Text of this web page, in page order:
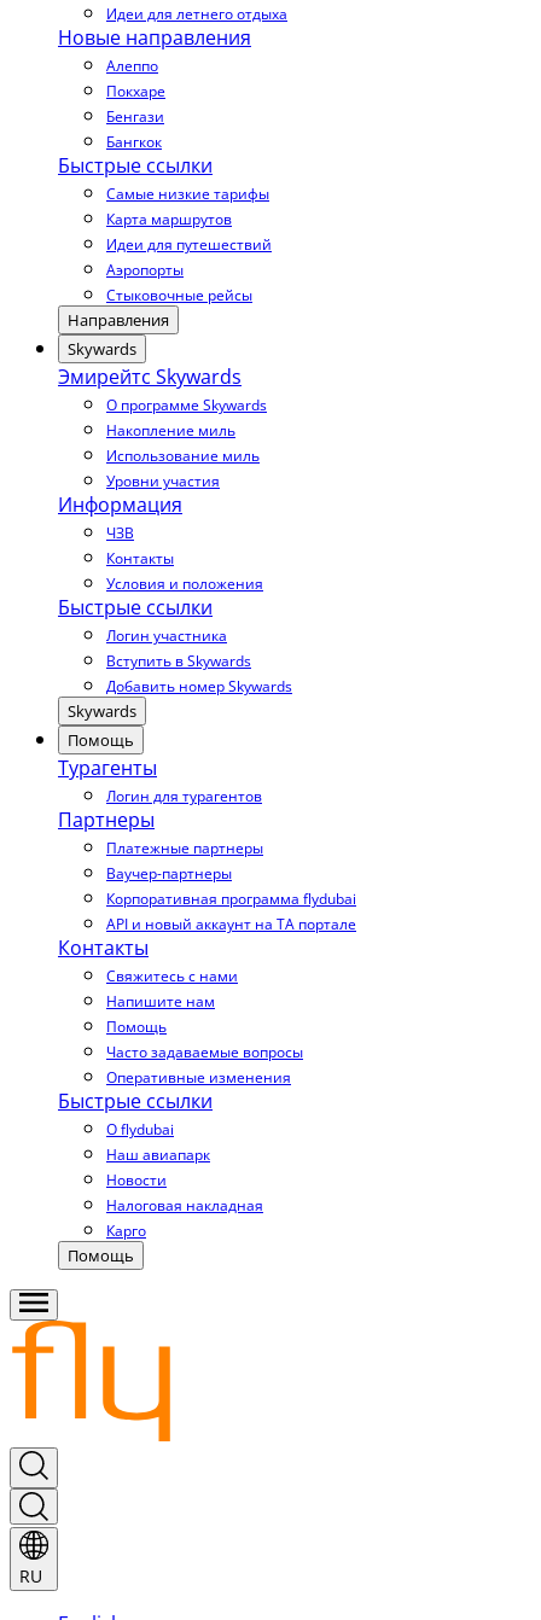
Идеи для летнего отдыха
Новые направления
Алеппо
Покхаре
Бенгази
Бангкок
Быстрые ссылки
Самые низкие тарифы
Карта маршрутов
Идеи для путешествий
Аэропорты
Стыковочные рейсы
Направления
Skywards
Эмирейтс Skywards
О программе Skywards
Накопление миль
Использование миль
Уровни участия
Информация
ЧЗВ
Контакты
Условия и положения
Быстрые ссылки
Логин участника
Вступить в Skywards
Добавить номер Skywards
Skywards
Помощь
Турагенты
Логин для турагентов
Партнеры
Платежные партнеры
Ваучер-партнеры
Корпоративная программа flydubai
API и новый аккаунт на TA портале
Контакты
Свяжитесь с нами
Напишите нам
Помощь
Часто задаваемые вопросы
Оперативные изменения
Быстрые ссылки
О flydubai
Наш авиапарк
Новости
Налоговая накладная
Карго
Помощь
RU